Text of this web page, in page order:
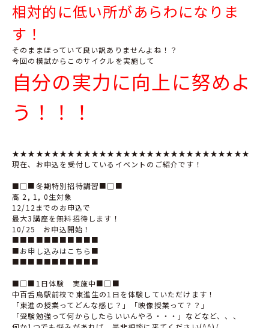
相対的に低い所があらわになりま
す！
そのままほっていて良い訳ありませんよね！？
今回の模試からこのサイクルを実施して
自分の実力に向上に努めよ
う！！！
★★★★★★★★★★★★★★★★★★★★★★★★★★★★★★
現在、お申込を受付しているイベントのご紹介です！
■□■冬期特別招待講習■□■
高 2, 1, 0生対象
12/12までのお申込で
最大3講座を無料招待します！
10/25 お申込開始！
■■■■■■■■■■■
■お申し込みはこちら ■
■■■■■■■■■■■
■□■1日体験 実施中■□■
中百舌鳥駅前校で東進生の1日を体験していただけます！
「東進の授業ってどんな感じ？」「映像授業って？？」
「受験勉強って何からしたらいいんやろ・・・」などなど、、、